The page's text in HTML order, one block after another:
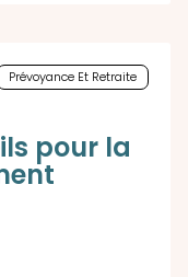
Prévoyance Et Retraite
pour la